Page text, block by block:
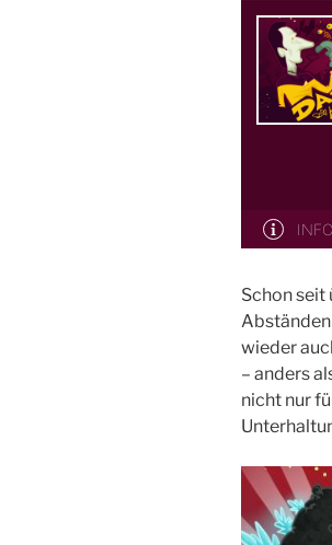
Schon
wieder
– anders
nicht nur